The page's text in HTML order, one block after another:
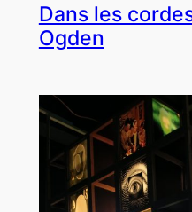
Dans les
Ogden